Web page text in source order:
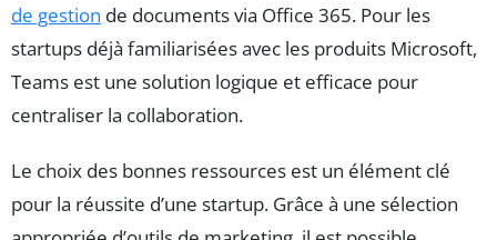
de gestion de documents via Office 365. Pour les
startups déjà familiarisées avec les produits Microsoft,
Teams est une solution logique et efficace pour
centraliser la collaboration.
Le choix des bonnes ressources est un élément clé
pour la réussite d’une startup. Grâce à une sélection